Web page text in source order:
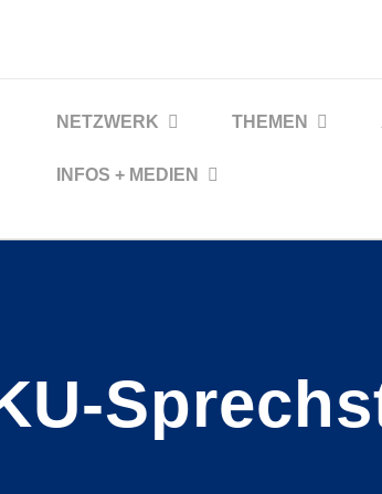
NETZWERK THEMEN
INFOS + MEDIEN